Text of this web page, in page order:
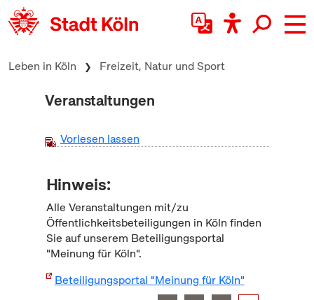
zum Inhalt springen
Leben in Köln Freizeit, Natur und Sport
Veranstaltungen
Vorlesen lassen
Hinweis:
Alle Veranstaltungen mit/zu
Öffentlichkeitsbeteiligungen in Köln finden
Sie auf unserem Beteiligungsportal
"Meinung für Köln".
Beteiligungsportal "Meinung für Köln"